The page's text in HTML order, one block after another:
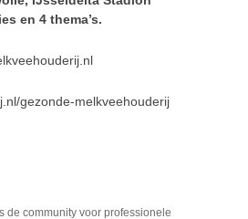
en 4 thema’s.
gezonde-melkveehouderij
de community voor professionele